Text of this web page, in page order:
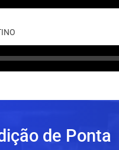
de Ponta